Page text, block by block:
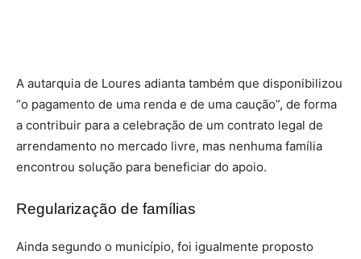
A autarquia de Loures adianta também que disponibilizou
“o pagamento de uma renda e de uma caução”, de forma
a contribuir para a celebração de um contrato legal de
arrendamento no mercado livre, mas nenhuma família
encontrou solução para beneficiar do apoio.
Regularização de famílias
Ainda segundo o município, foi igualmente proposto